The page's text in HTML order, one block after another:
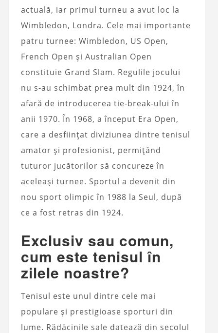
actuală, iar primul turneu a avut loc la
Wimbledon, Londra. Cele mai importante
patru turnee: Wimbledon, US Open,
French Open și Australian Open
constituie Grand Slam. Regulile jocului
nu s-au schimbat prea mult din 1924, în
afară de introducerea tie-break-ului în
anii 1970. În 1968, a început Era Open,
care a desființat diviziunea dintre tenisul
amator și profesionist, permițând
tuturor jucătorilor să concureze în
aceleași turnee. Sportul a devenit din
nou sport olimpic în 1988 la Seul, după
ce a fost retras din 1924.
Exclusiv sau comun,
cum este tenisul în
zilele noastre?
Tenisul este unul dintre cele mai
populare și prestigioase sporturi din
lume. Rădăcinile sale datează din secolul